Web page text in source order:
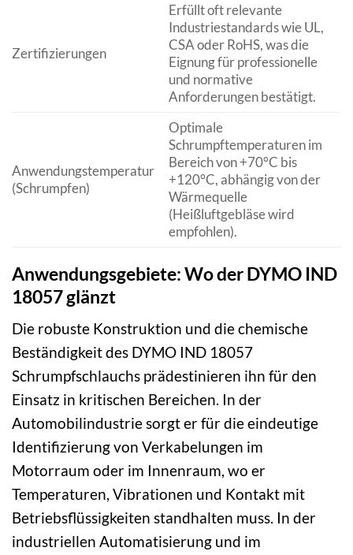
Zertifizierungen
Erfüllt oft relevante
Industriestandards wie UL,
CSA oder RoHS, was die
Eignung für professionelle
und normative
Anforderungen bestätigt.
Anwendungstemperatur
(Schrumpfen)
Optimale
Schrumpftemperaturen im
Bereich von +70°C bis
+120°C, abhängig von der
Wärmequelle
(Heißluftgebläse wird
empfohlen).
Anwendungsgebiete: Wo der DYMO IND
18057 glänzt
Die robuste Konstruktion und die chemische
Beständigkeit des DYMO IND 18057
Schrumpfschlauchs prädestinieren ihn für den
Einsatz in kritischen Bereichen. In der
Automobilindustrie sorgt er für die eindeutige
Identifizierung von Verkabelungen im
Motorraum oder im Innenraum, wo er
Temperaturen, Vibrationen und Kontakt mit
Betriebsflüssigkeiten standhalten muss. In der
industriellen Automatisierung und im